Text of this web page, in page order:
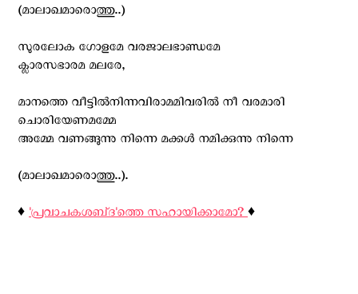
(മാലാഖമാരൊത്തു..)
സുരലോക ഗോളമേ വരജാലഭാണ്ഡമേ
ക്ലാരസഭാരമ മലരേ,
മാനത്തെ വീട്ടില്‍നിന്നവിരാമമിവരില്‍ നീ വരമാരി
ചൊരിയേണമമ്മേ
അമ്മേ വണങ്ങുന്നു നിന്നെ മക്കള്‍ നമിക്കുന്നു നിന്നെ
(മാലാഖമാരൊത്തു..).
♦️ 'പ്രവാചകശബ്‌ദ'ത്തെ സഹായിക്കാമോ?♦️